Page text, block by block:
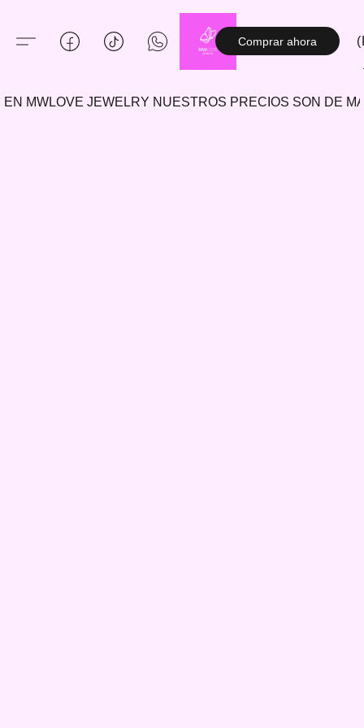
Comprar ahora
EN MWLOVE JEWELRY NUESTROS PRECIOS SON DE